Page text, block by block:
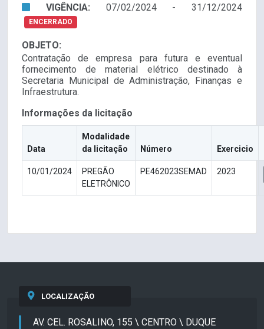
VIGÊNCIA: 07/02/2024 - 31/12/2024
ENCERRADO
OBJETO:
Contratação de empresa para futura e eventual
fornecimento de material elétrico destinado à
Secretaria Municipal de Administração, Finanças e
Infraestrutura.
Informações da licitação
Data
Modalidade
da licitação
Número Exercicio
10/01/2024
PREGÃO
ELETRÔNICO
PE462023SEMAD 2023
LOCALIZAÇÃO
AV. CEL. ROSALINO, 155 \ CENTRO \ DUQUE